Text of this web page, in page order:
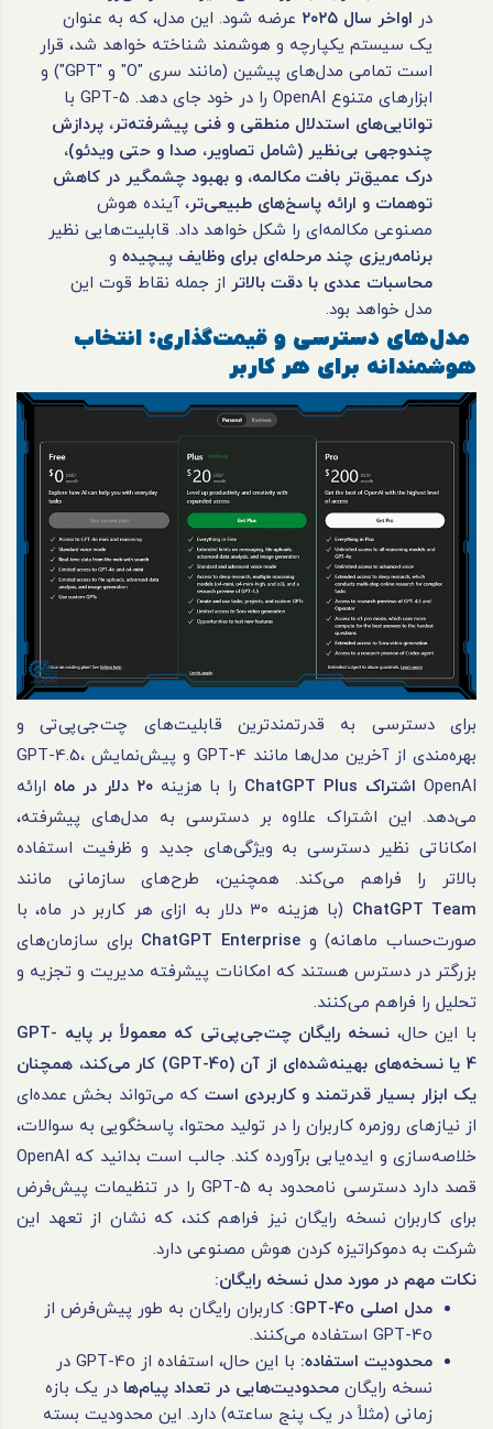
در اواخر سال ۲۰۲۵ عرضه شود. این مدل، که به عنوان
یک سیستم یکپارچه و هوشمند شناخته خواهد شد، قرار
است تمامی مدل‌های پیشین (مانند سری "O" و "GPT") و
ابزارهای متنوع OpenAI را در خود جای دهد. GPT-5 با
توانایی‌های استدلال منطقی و فنی پیشرفته‌تر، پردازش
چندوجهی بی‌نظیر (شامل تصاویر، صدا و حتی ویدئو)،
درک عمیق‌تر بافت مکالمه، و بهبود چشمگیر در کاهش
توهمات و ارائه پاسخ‌های طبیعی‌تر، آینده هوش
مصنوعی مکالمه‌ای را شکل خواهد داد. قابلیت‌هایی نظیر
برنامه‌ریزی چند مرحله‌ای برای وظایف پیچیده و
محاسبات عددی با دقت بالاتر از جمله نقاط قوت این
مدل خواهد بود.
مدل‌های دسترسی و قیمت‌گذاری: انتخاب
هوشمندانه برای هر کاربر
برای دسترسی به قدرتمندترین قابلیت‌های چت‌جی‌پی‌تی و
بهره‌مندی از آخرین مدل‌ها مانند GPT-4 و پیش‌نمایش GPT-4.5،
OpenAI اشتراک را با هزینه۲۰ دلار در ماه ارائه
می‌دهد. این اشتراک علاوه بر دسترسی به مدل‌های پیشرفته،
امکاناتی نظیر دسترسی به ویژگی‌های جدید و ظرفیت استفاده
بالاتر را فراهم می‌کند. همچنین، طرح‌های سازمانی مانند
ChatGPT Team
(با هزینه ۳۰ دلار به ازای هر کاربر در ماه، با
صورت‌حساب ماهانه) و ChatGPT Enterprise برای سازمان‌های
بزرگتر در دسترس هستند که امکانات پیشرفته مدیریت و تجزیه و
تحلیل را فراهم می‌کنند.
با این حال،نسخه رایگان چت‌جی‌پی‌تی که معمولاً بر پایه GPT-
4
یا نسخه‌های بهینه‌شده‌ای از آن (GPT-4o) کار می‌کند، همچنان
یک ابزار بسیار قدرتمند و کاربردی است که می‌تواند بخش عمده‌ای
از نیازهای روزمره کاربران را در تولید محتوا، پاسخگویی به سوالات،
خلاصه‌سازی و ایده‌یابی برآورده کند. جالب است بدانید که OpenAI
قصد دارد دسترسی نامحدود به GPT-5 را در تنظیمات پیش‌فرض
برای کاربران نسخه رایگان نیز فراهم کند، که نشان از تعهد این
شرکت به دموکراتیزه کردن هوش مصنوعی دارد.
نکات مهم در مورد مدل نسخه رایگان:
مدل اصلی GPT-4o:
کاربران رایگان به طور پیش‌فرض از
GPT-4o استفاده می‌کنند.
محدودیت استفاده:
با این حال، استفاده از GPT-4o در
نسخه رایگان محدودیت‌هایی در تعداد پیام‌ها در یک بازه
زمانی (مثلاً در یک پنج ساعته) دارد. این محدودیت بسته